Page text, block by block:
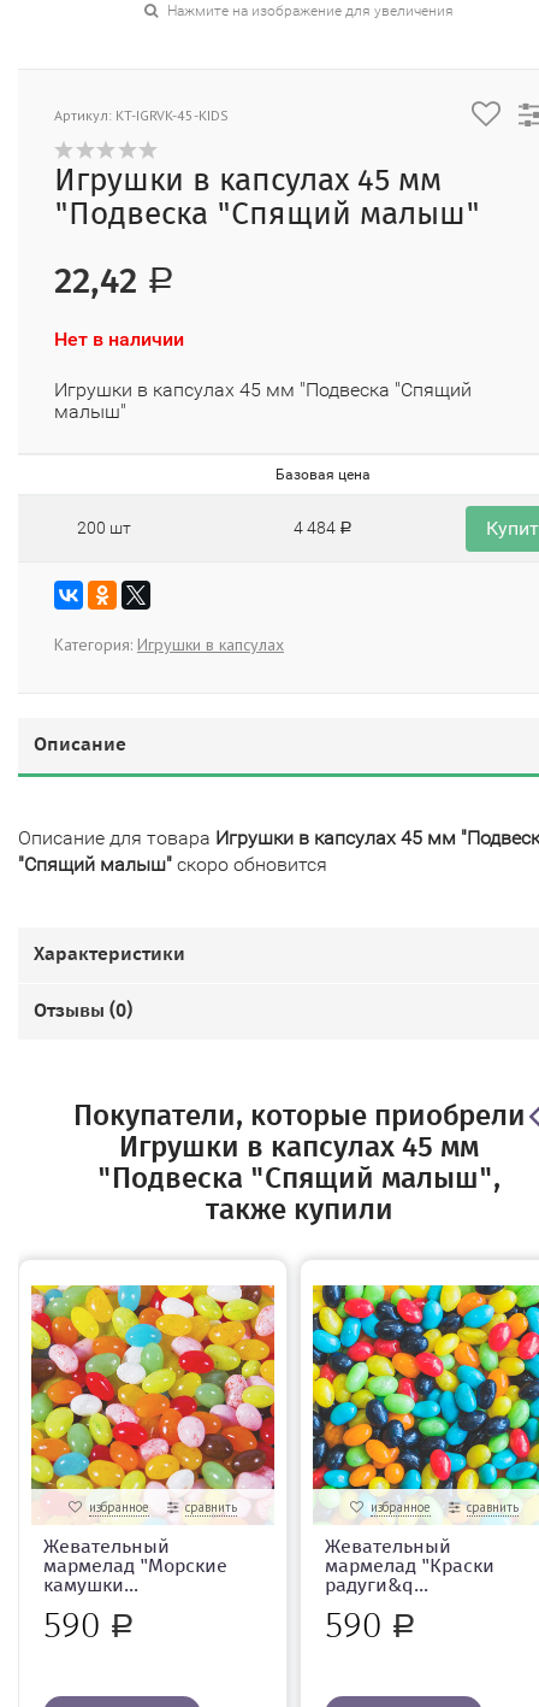
Нажмите на изображение для увеличения
Артикул: KT-IGRVK-45-KIDS
Игрушки в капсулах 45 мм
"Подвеска "Спящий малыш"
22,42 Р
Нет в наличии
Игрушки в капсулах 45 мм "Подвеска "Спящий
малыш"
Базовая цена
200 шт 4 484 Р
Категория: Игрушки в капсулах
Описание
Описание для товара Игрушки в капсулах 45 мм
"Спящий малыш" скоро обновится
Характеристики
Отзывы (0)
Покупатели, которые приобрели
Игрушки в капсулах 45 мм
"Подвеска "Спящий малыш",
также купили
избранное сравнить
Жевательный
мармелад "Морские
камушки...
590 Р
избранное сравнить
Жевательный
мармелад "Краски
радуги&q...
590 Р